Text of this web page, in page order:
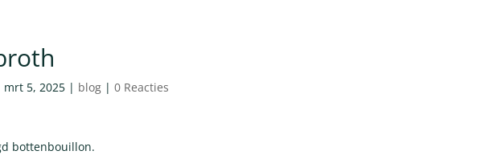
mrt 5, 2025| blog| 0 Reacties
bottenbouillon.